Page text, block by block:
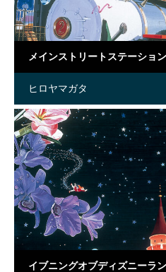
メインストリートステーション
ヒロヤマガタ
イブニングオブディズニーラ